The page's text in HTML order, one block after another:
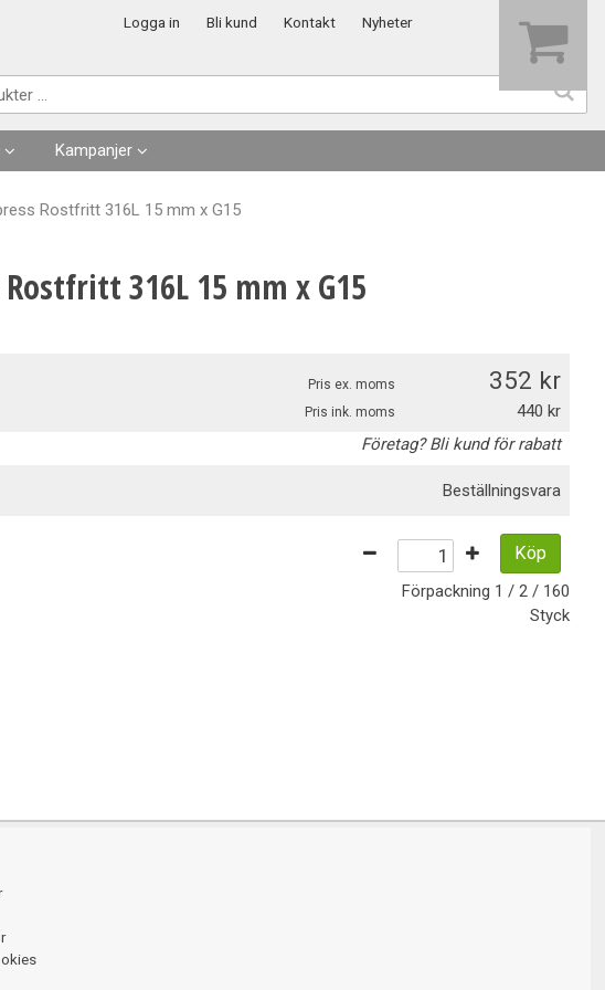
Logga in Bli kund Kontakt Nyheter
Kampanjer
Rostfritt 316L 15 mm x G15
316L 15 mm x G15
Pris ex. moms 352
Pris ink. moms
440
Företag? Bli kund för rabatt
Beställningsvara
Köp
Förpackning 1 / 2 / 160
Styck